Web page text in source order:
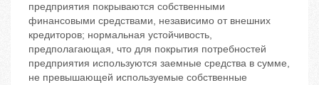
предприятия покрываются собственными
финансовыми средствами, независимо от внешних
кредиторов; нормальная устойчивость,
предполагающая, что для покрытия потребностей
предприятия используются заемные средства в сумме,
не превышающей используемые собственные